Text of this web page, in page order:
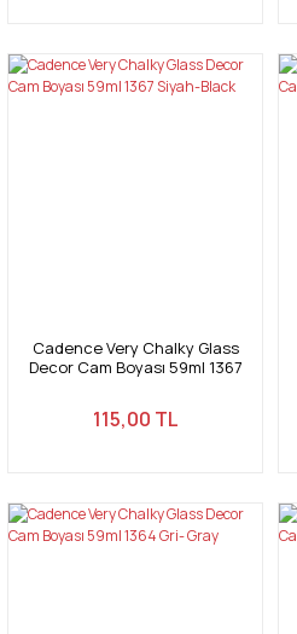
Cadence Very Chalky Glass
Decor Cam Boyası 59ml 1367
115,00 TL